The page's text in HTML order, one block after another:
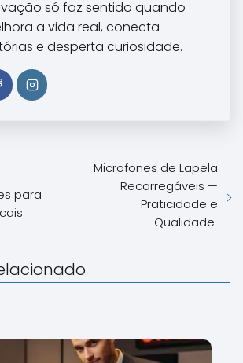
só faz sentido quando
a vida real, conecta
e desperta curiosidade.
para
Microfones de Lapela
Recarregáveis —
Praticidade e
Qualidade